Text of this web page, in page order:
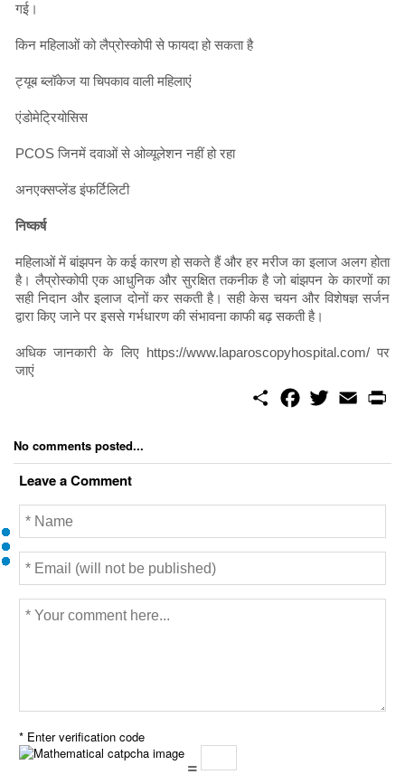
गई।
किन महिलाओं को लैप्रोस्कोपी से फायदा हो सकता है
ट्यूब ब्लॉकेज या चिपकाव वाली महिलाएं
एंडोमेट्रियोसिस
PCOS जिनमें दवाओं से ओव्यूलेशन नहीं हो रहा
अनएक्सप्लेंड इंफर्टिलिटी
निष्कर्ष
महिलाओं में बांझपन के कई कारण हो सकते हैं और हर मरीज का इलाज अलग होता
है। लैप्रोस्कोपी एक आधुनिक और सुरक्षित तकनीक है जो बांझपन के कारणों का
सही निदान और इलाज दोनों कर सकती है। सही केस चयन और विशेषज्ञ सर्जन
द्वारा किए जाने पर इससे गर्भधारण की संभावना काफी बढ़ सकती है।
अधिक जानकारी के लिए https://www.laparoscopyhospital.com/ पर
जाएं
S
o
w
e
E
m
No comments posted...
Leave a Comment
* Enter verification code
=